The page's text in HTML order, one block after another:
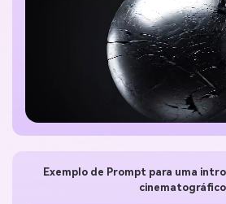
Exemplo de Prompt para uma
cinematográfico